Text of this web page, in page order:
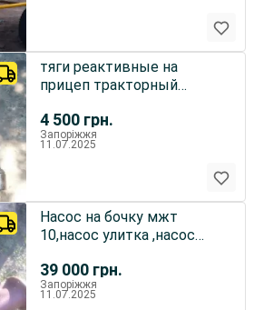
4 500 грн.
тяги реактивные на
прицеп тракторный
птс-4,птс-
Запоріжжя
11.07.2025
39 000 грн.
Насос на бочку мжт
10,насос улитка ,насос
Запоріжжя
11.07.2025